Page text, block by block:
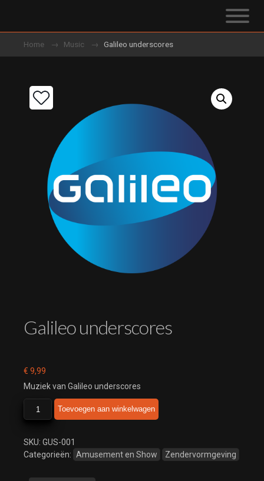
Home Music Galileo underscores
Galileo underscores
€ 9,99
Muziek van Galileo underscores
underscores
Toevoegen aan winkelwagen
SKU: GUS-001
Categorieën: Amusement en Show Zendervormgeving